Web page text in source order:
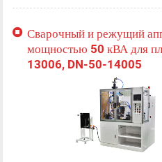
Сварочный и режущий
мощностью 50 кВА для
13006, DN-50-14005